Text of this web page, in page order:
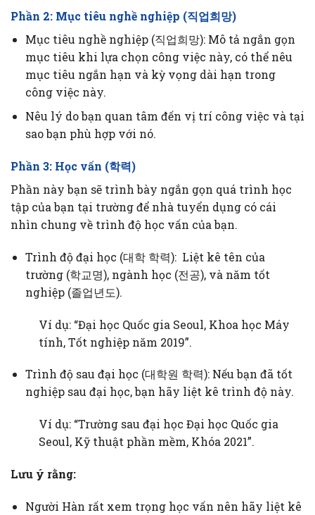
Phần 2: Mục tiêu nghề nghiệp (직업희망)
Mục tiêu nghề nghiệp (직업희망): Mô tả ngắn gọn
mục tiêu khi lựa chọn công việc này, có thể nêu
mục tiêu ngắn hạn và kỳ vọng dài hạn trong
công việc này.
Nêu lý do bạn quan tâm đến vị trí công việc và tại
sao bạn phù hợp với nó.
Phần 3: Học vấn (학력)
Phần này bạn sẽ trình bày ngắn gọn quá trình học
tập của bạn tại trường để nhà tuyển dụng có cái
nhìn chung về trình độ học vấn của bạn.
Trình độ đại học (대학 학력): Liệt kê tên của
trường (학교명), ngành học (전공), và năm tốt
nghiệp (졸업년도).
Ví dụ: “Đại học Quốc gia Seoul, Khoa học Máy
tính, Tốt nghiệp năm 2019”.
Trình độ sau đại học (대학원 학력): Nếu bạn đã tốt
nghiệp sau đại học, bạn hãy liệt kê trình độ này.
Ví dụ: “Trường sau đại học Đại học Quốc gia
Seoul, Kỹ thuật phần mềm, Khóa 2021”.
Lưu ý rằng:
Người Hàn rất xem trọng học vấn nên hãy liệt kê